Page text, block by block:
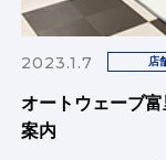
2023.1.7 店
オートウェーブ
案内